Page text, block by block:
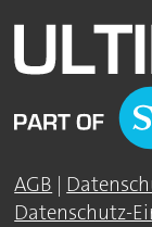
AGB |
Datenschutz-